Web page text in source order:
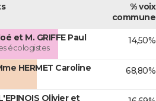
% voix
commune
et M. GRIFFE Paul
écologistes
14,50%
HERMET Caroline 68,80%
Olivier et